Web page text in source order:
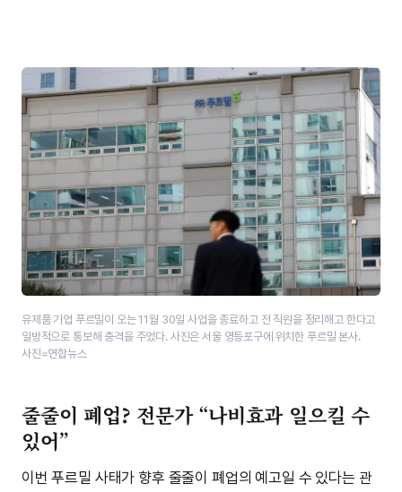
유제품 기업 푸르밀이 오는 11월 30일 사업을 종료하고 전 직원을 정리해고 한다고
일방적으로 통보해 충격을 주었다. 사진은 서울 영등포구에 위치한 푸르밀 본사.
사진=연합뉴스
줄줄이 폐업? 전문가 “나비효과 일으킬 수
있어”
이번 푸르밀 사태가 향후 줄줄이 폐업의 예고일 수 있다는 관